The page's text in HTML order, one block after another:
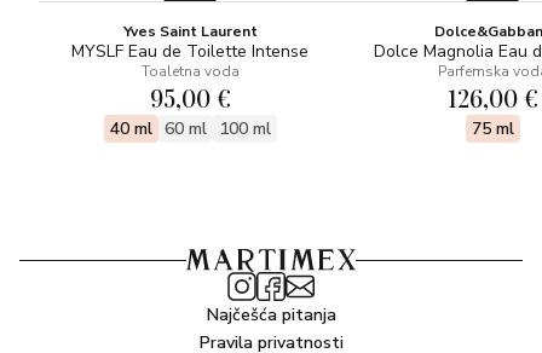
Yves Saint Laurent
MYSLF Eau de Toilette Intense
Toaletna voda
95,00 €
40 ml 60 ml 100 ml
Dolce Magnolia Eau
Parfemska
126,00 €
75 ml
Najčešća pitanja
Pravila privatnosti